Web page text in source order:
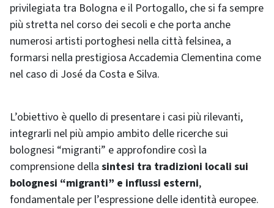
privilegiata tra Bologna e il Portogallo, che si fa sempre
più stretta nel corso dei secoli e che porta anche
numerosi artisti portoghesi nella città felsinea, a
formarsi nella prestigiosa Accademia Clementina come
nel caso di José da Costa e Silva.
L’obiettivo è quello di presentare i casi più rilevanti,
integrarli nel più ampio ambito delle ricerche sui
bolognesi “migranti” e approfondire così la
comprensione della sintesi tra tradizioni locali sui
bolognesi “migranti” e influssi esterni,
fondamentale per l’espressione delle identità europee.